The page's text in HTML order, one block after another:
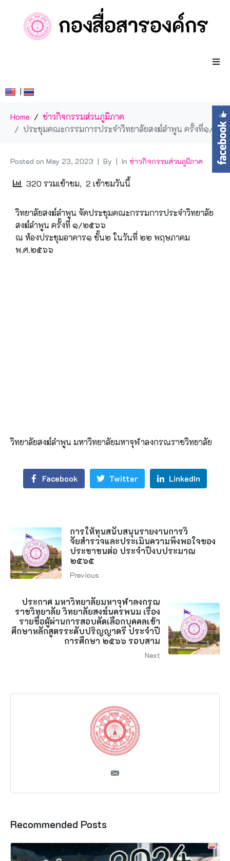
|
Home
ข่าวกิจกรรมส่วนภูมิภาค
ประชุมคณะกรรมการประจำวิทยาลัยสงฆ์ลำพูน ครั้งที่๑/๒๕๖๖
Posted on May 23, 2023 By In ข่าวกิจกรรมส่วนภูมิภาค
320 รวมเข้าชม, 2 เข้าชมวันนี้
วิทยาลัยสงฆ์ลำพูน จัดประชุมคณะกรรมการประจำวิทยาลัย
สงฆ์ลำพูน ครั้งที่ ๑/๒๕๖๖
ณ ห้องประชุมอาคาร๑ ชั้น๒ ในวันที่ ๒๒ พฤษภาคม
พ.ศ.๒๕๖๖
วิทยาลัยสงฆ์ลำพูน มหาวิทยาลัยมหาจุฬาลงกรณราชวิทยาลัย
Facebook Twitter LinkedIn
การให้ทุนสนับสนุนรายงานการวิ
จัยสํารวจและประเมินความพึงพอใจของ
ประชาชนต่อ ประจําปีงบประมาณ
๒๕๖๕
Previous
ประกาศ มหาวิทยาลัยมหาจุฬาลงกรณ
ราชวิทยาลัย วิทยาลัยสงฆ์นครพนม เรื่อง
รายชื่อผู้ผ่านการสอบคัดเลือกบุคคลเข้า
ศึกษาหลักสูตรระดับปริญญาตรี ประจําปี
การศึกษา ๒๕๖๖ รอบสาม
Next
Recommended Posts